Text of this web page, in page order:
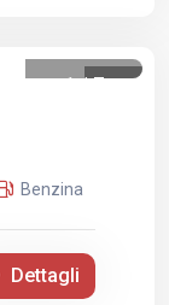
1 /7
Benzina
Dettagli